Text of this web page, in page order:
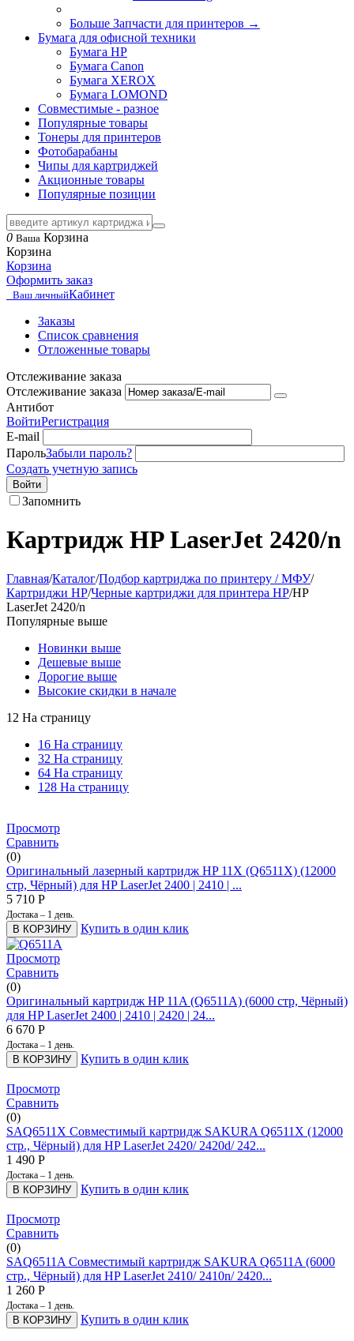
Больше Запчасти для принтеров →
Бумага для офисной техники
Бумага HP
Бумага Canon
Бумага XEROX
Бумага LOMOND
Совместимые - разное
Популярные товары
Тонеры для принтеров
Фотобарабаны
Чипы для картриджей
Акционные товары
Популярные позиции
0 Ваша Корзина
Корзина
Корзина
Оформить заказ
Ваш личныйКабинет
Заказы
Список сравнения
Отложенные товары
Отслеживание заказа
Отслеживание заказа
Антибот
ВойтиРегистрация
E-mail
ПарольЗабыли пароль?
Создать учетную запись
Войти
Запомнить
Картридж HP LaserJet 2420/n
Главная/Каталог/Подбор картриджа по принтеру / МФУ/
Картриджи HP/Черные картриджи для принтера HP/HP
LaserJet 2420/n
Популярные выше
Новинки выше
Дешевые выше
Дорогие выше
Высокие скидки в начале
12 На страницу
16 На страницу
32 На страницу
64 На страницу
128 На страницу
Просмотр
Сравнить
(0)
Оригинальный лазерный картридж HP 11X (Q6511X) (12000
стр, Чёрный) для HP LaserJet 2400 | 2410 | ...
5 710 Р
Достака – 1 день.
В КОРЗИНУ Купить в один клик
Просмотр
Сравнить
(0)
Оригинальный картридж HP 11A (Q6511A) (6000 стр, Чёрный)
для HP LaserJet 2400 | 2410 | 2420 | 24...
6 670 Р
Достака – 1 день.
В КОРЗИНУ Купить в один клик
Просмотр
Сравнить
(0)
SAQ6511X Совместимый картридж SAKURA Q6511X (12000
стр., Чёрный) для HP LaserJet 2420/ 2420d/ 242...
1 490 Р
Достака – 1 день.
В КОРЗИНУ Купить в один клик
Просмотр
Сравнить
(0)
SAQ6511A Совместимый картридж SAKURA Q6511A (6000
стр., Чёрный) для HP LaserJet 2410/ 2410n/ 2420...
1 260 Р
Достака – 1 день.
В КОРЗИНУ Купить в один клик